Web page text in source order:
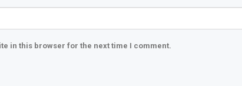
in this browser for the next time I comment.